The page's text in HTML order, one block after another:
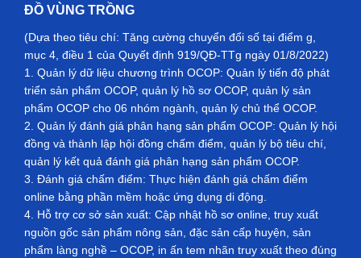
ĐỒ VÙNG TRỒNG
(Dựa theo tiêu chí: Tăng cường chuyển đổi số tại điểm g,
mục 4, điều 1 của Quyết định 919/QĐ-TTg ngày 01/8/2022)
1. Quản lý dữ liệu chương trình OCOP: Quản lý tiến độ phát
triển sản phẩm OCOP, quản lý hồ sơ OCOP, quản lý sản
phẩm OCOP cho 06 nhóm ngành, quản lý chủ thể OCOP.
2. Quản lý đánh giá phân hạng sản phẩm OCOP: Quản lý hội
đồng và thành lập hội đồng chấm điểm, quản lý bộ tiêu chí,
quản lý kết quả đánh giá phân hạng sản phẩm OCOP.
3. Đánh giá chấm điểm: Thực hiện đánh giá chấm điểm
online bằng phần mềm hoặc ứng dụng di động.
4. Hỗ trợ cơ sở sản xuất: Cập nhật hồ sơ online, truy xuất
nguồn gốc sản phẩm nông sản, đặc sản cấp huyện, sản
phẩm làng nghề – OCOP, in ấn tem nhãn truy xuất theo đúng